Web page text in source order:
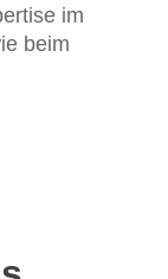
im
beim